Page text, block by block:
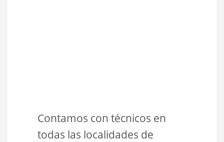
Contamos con técnicos en
todas las localidades de